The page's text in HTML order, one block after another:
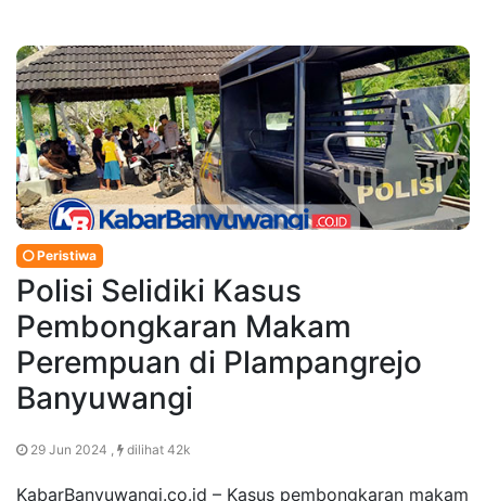
Peristiwa
Polisi Selidiki Kasus
Pembongkaran Makam
Perempuan di Plampangrejo
Banyuwangi
29 Jun 2024 , dilihat 42k
KabarBanyuwangi.co.id – Kasus pembongkaran makam